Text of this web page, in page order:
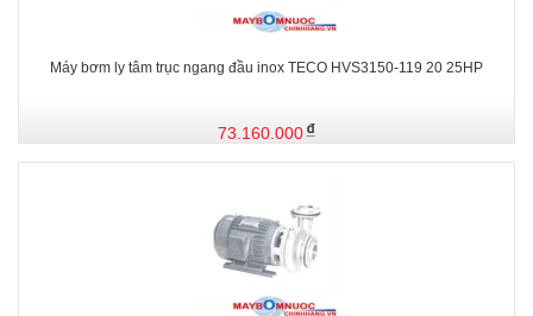
Máy bơm ly tâm trục ngang đầu inox TECO HVS3150-119 20 25HP
73.160.000